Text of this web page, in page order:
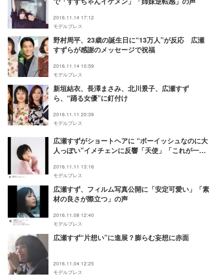
2016.11.14 17:12
モデルプレス
野村周平、23歳の誕生日に“13万人”が反応 広瀬
すずらが感謝のメッセージで祝福
2016.11.14 10:59
モデルプレス
新垣結衣、長澤まさみ、北川景子、広瀬すず
ら、“踊る女優”に釘付け
2016.11.11 20:39
モデルプレス
広瀬すずがショートヘアに “ボーイッシュなのに大
人っぽい”イメチェンに反響「天使」「これが一番
2016.11.11 13:16
モデルプレス
広瀬すず、フィルム写真公開に「安定可愛い」「素
材の良さが際立つ」の声
2016.11.08 12:40
モデルプレス
広瀬すず“片想い”に進展？膨らむ妄想に赤面
2016.11.04 12:25
モデルプレス